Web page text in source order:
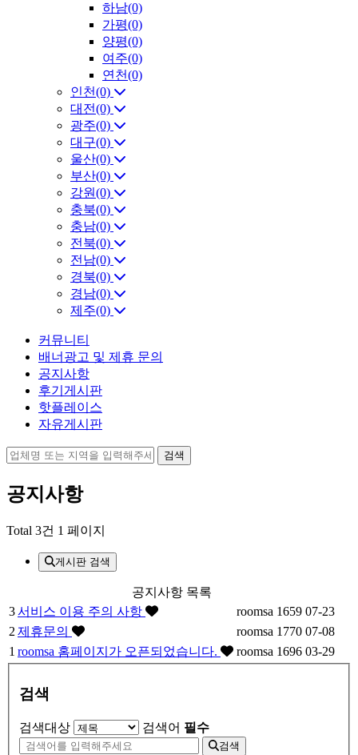
하남(0)
가평(0)
양평(0)
여주(0)
연천(0)
인천(0)
대전(0)
광주(0)
대구(0)
울산(0)
부산(0)
강원(0)
충북(0)
충남(0)
전북(0)
전남(0)
경북(0)
경남(0)
제주(0)
커뮤니티
배너광고 및 제휴 문의
공지사항
후기게시판
핫플레이스
자유게시판
공지사항
Total 3건 1 페이지
게시판 검색
공지사항 목록
3서비스 이용 주의 사항 roomsa 1659 07-23
2 제휴문의 roomsa 1770 07-08
1 roomsa 홈페이지가 오픈되었습니다. roomsa 1696 03-29
검색
검색대상 검색어 필수
검색